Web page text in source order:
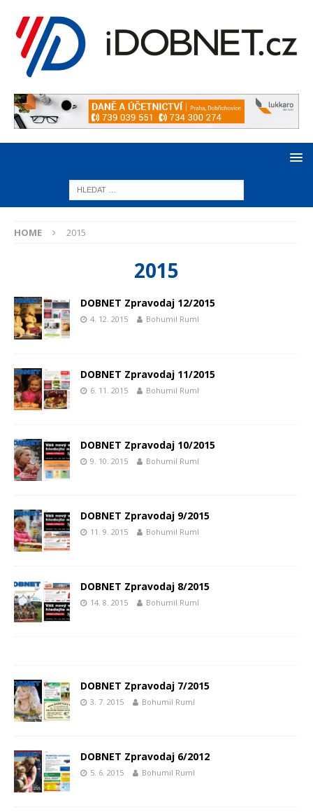
HOME 2015
2015
DOBNET Zpravodaj 12/2015
4. 12. 2015 Bohumil Ruml
DOBNET Zpravodaj 11/2015
6. 11. 2015 Bohumil Ruml
DOBNET Zpravodaj 10/2015
9. 10. 2015 Bohumil Ruml
DOBNET Zpravodaj 9/2015
11. 9. 2015 Bohumil Ruml
DOBNET Zpravodaj 8/2015
14. 8. 2015 Bohumil Ruml
DOBNET Zpravodaj 7/2015
3. 7. 2015 Bohumil Ruml
DOBNET Zpravodaj 6/2012
5. 6. 2015 Bohumil Ruml